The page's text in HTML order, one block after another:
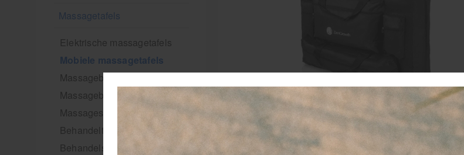
Massagetafels
Elektrische massagetafels
Mobiele massagetafels
Massagebanken elektrisch
Massagebedden
Massagestoel
Behandeltafels
Behandelstoelen